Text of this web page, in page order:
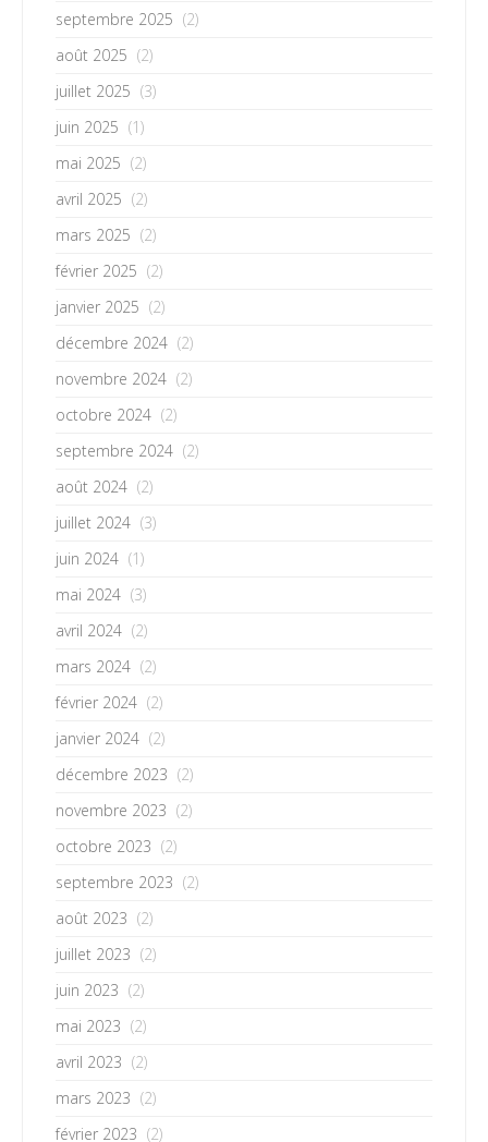
septembre 2025 (2)
août 2025 (2)
juillet 2025 (3)
juin 2025 (1)
mai 2025 (2)
avril 2025 (2)
mars 2025 (2)
février 2025 (2)
janvier 2025 (2)
décembre 2024 (2)
novembre 2024 (2)
octobre 2024 (2)
septembre 2024 (2)
août 2024 (2)
juillet 2024 (3)
juin 2024 (1)
mai 2024 (3)
avril 2024 (2)
mars 2024 (2)
février 2024 (2)
janvier 2024 (2)
décembre 2023 (2)
novembre 2023 (2)
octobre 2023 (2)
septembre 2023 (2)
août 2023 (2)
juillet 2023 (2)
juin 2023 (2)
mai 2023 (2)
avril 2023 (2)
mars 2023 (2)
février 2023 (2)